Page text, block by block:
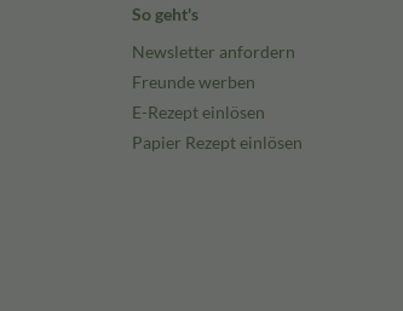
So geht's
Newsletter anfordern
Freunde werben
E-Rezept einlösen
Papier Rezept einlösen